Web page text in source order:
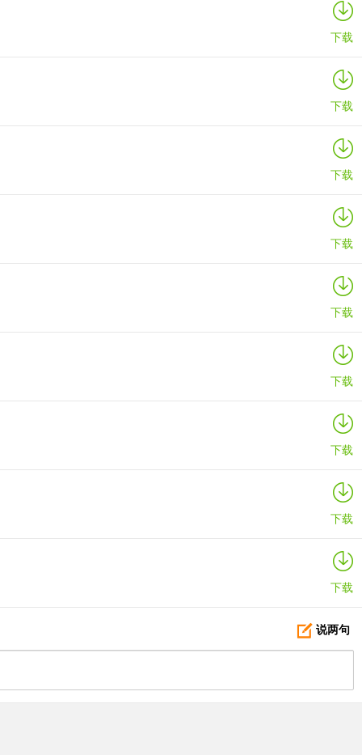
状的图标。
图标。
下载
下载
下载
下载
下载
下载
下载
下载
下载
说两句